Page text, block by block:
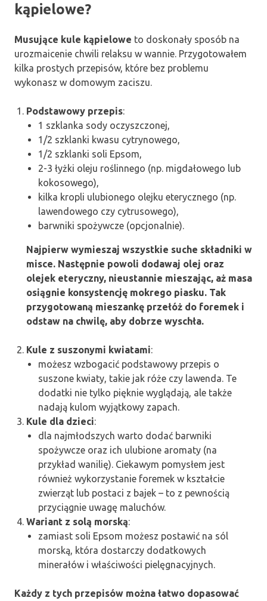
kąpielowe?
Musujące kule kąpielowe to doskonały sposób na
urozmaicenie chwili relaksu w wannie. Przygotowałem
kilka prostych przepisów, które bez problemu
wykonasz w domowym zaciszu.
Podstawowy przepis:
1 szklanka sody oczyszczonej,
1/2 szklanki kwasu cytrynowego,
1/2 szklanki soli Epsom,
2-3 łyżki oleju roślinnego (np. migdałowego lub
kokosowego),
kilka kropli ulubionego olejku eterycznego (np.
lawendowego czy cytrusowego),
barwniki spożywcze (opcjonalnie).
Najpierw wymieszaj wszystkie suche składniki w
misce. Następnie powoli dodawaj olej oraz
olejek eteryczny, nieustannie mieszając, aż masa
osiągnie konsystencję mokrego piasku. Tak
przygotowaną mieszankę przełóż do foremek i
odstaw na chwilę, aby dobrze wyschła.
Kule z suszonymi kwiatami:
możesz wzbogacić podstawowy przepis o
suszone kwiaty, takie jak róże czy lawenda. Te
dodatki nie tylko pięknie wyglądają, ale także
nadają kulom wyjątkowy zapach.
Kule dla dzieci:
dla najmłodszych warto dodać barwniki
spożywcze oraz ich ulubione aromaty (na
przykład wanilię). Ciekawym pomysłem jest
również wykorzystanie foremek w kształcie
zwierząt lub postaci z bajek – to z pewnością
przyciągnie uwagę maluchów.
Wariant z solą morską:
zamiast soli Epsom możesz postawić na sól
morską, która dostarczy dodatkowych
minerałów i właściwości pielęgnacyjnych.
Każdy z tych przepisów można łatwo dopasować